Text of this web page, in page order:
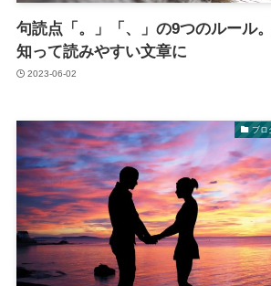
句読点「。」「、」の9つのルール
知って読みやすい文章に
2023-06-02
ブロ